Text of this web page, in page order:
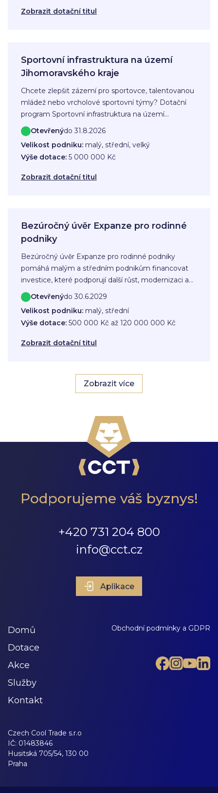
určena na realizaci inkubačního plánu, který firma
Zobrazit dotační titul
Sportovní infrastruktura na území
Jihomoravského kraje
Chcete zlepšit zázemí pro sportovce, talentovanou
mládež nebo vrcholové sportovní týmy? Dotační
program Sportovní infrastruktura na území
Jihomoravského kraje podporuje rekonstrukce,
modernizace a výstavbu sportovišť, která pomohou
rozšířit nabídku kvalitního sportovního zázemí v
regionu.
Otevřenýdo 31.8.2026
Velikost podniku: malý, střední, velký
Výše dotace: 5 000 000 Kč
Zobrazit dotační titul
Bezúročný úvěr Expanze pro rodinné
podniky
Bezúročný úvěr Expanze pro rodinné podniky
pomáhá malým a středním podnikům financovat
investice, které podporují další růst, modernizaci a
konkurenceschopnost rodinného podnikání.
Otevřenýdo 30.6.2029
Velikost podniku: malý, střední
Výše dotace: 500 000 Kč až 120 000 000 Kč
Zobrazit dotační titul
Zobrazit více
Domů
Dotace
Akce
Služby
Kontakt
Czech Cool Trade s.r.o
IČ: 01483846
Husitská 705/54, 130 00
Praha
Podporujeme váš byznys!
+420 731 204 800
info@cct.cz
Aplikace
Obchodní podmínky a GDPR